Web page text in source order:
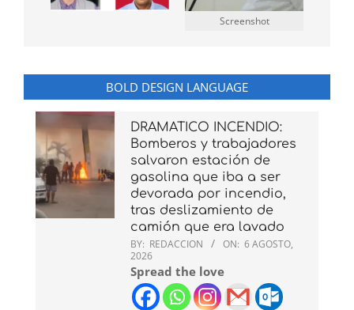
Screenshot
BOLD DESIGN LANGUAGE
DRAMATICO INCENDIO:
Bomberos y trabajadores
salvaron estación de
gasolina que iba a ser
devorada por incendio,
tras deslizamiento de
camión que era lavado
BY: REDACCION ON: 6 AGOSTO,
2026
Spread the love